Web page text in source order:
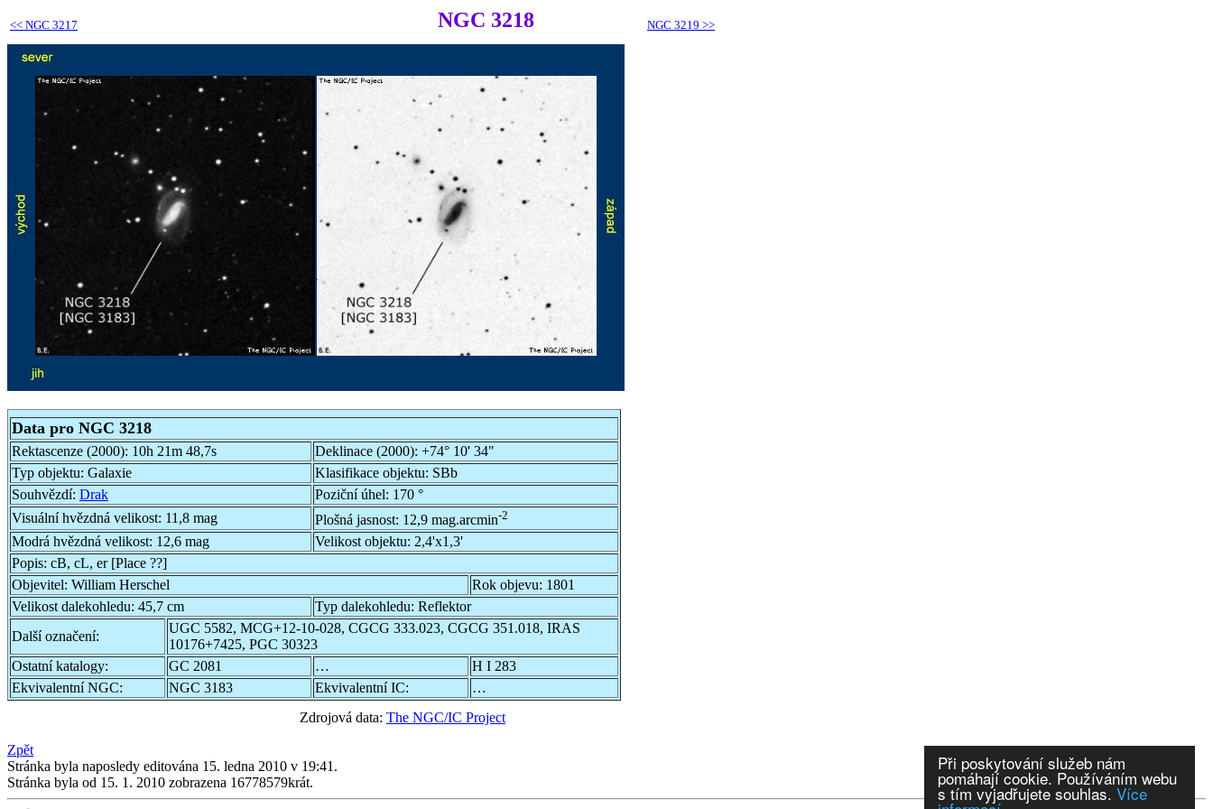
Při poskytování služeb nám
pomáhají cookie. Používáním webu
s tím vyjadřujete souhlas. Více
<< NGC 3217 NGC 3218 NGC 3219 >>
Data pro NGC 3218
Rektascenze (2000): 10h 21m 48,7s Deklinace (2000): +74° 10' 34"
Typ objektu: Galaxie Klasifikace objektu: SBb
Souhvězdí: Drak Poziční úhel: 170 °
Visuální hvězdná velikost: 11,8 mag Plošná jasnost: 12,9 mag.arcmin-2
Modrá hvězdná velikost: 12,6 mag Velikost objektu: 2,4'x1,3'
Popis: cB, cL, er [Place ??]
Objevitel: William Herschel Rok objevu: 1801
Velikost dalekohledu: 45,7 cm Typ dalekohledu: Reflektor
Další označení:
UGC 5582, MCG+12-10-028, CGCG 333.023, CGCG 351.018, IRAS
10176+7425, PGC 30323
Ostatní katalogy:
GC 2081 …
H I 283
Ekvivalentní NGC:
NGC 3183 Ekvivalentní IC:
…
Zdrojová data: The NGC/IC Project
Zpět
Stránka byla naposledy editována 15. ledna 2010 v 19:41.
Stránka byla od 15. 1. 2010 zobrazena 16778579krát.